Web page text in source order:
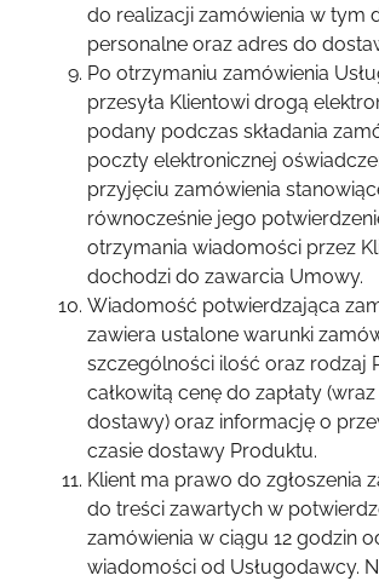
do realizacji zamówienia w tym
personalne oraz adres do
Po otrzymaniu zamówienia
przesyła Klientowi drogą
podany podczas składania
poczty elektronicznej
przyjęciu zamówienia
równocześnie jego
otrzymania wiadomości przez
dochodzi do zawarcia Umowy.
Wiadomość potwierdzająca
zawiera ustalone warunki
szczególności ilość oraz rodzaj
całkowitą cenę do zapłaty
dostawy) oraz informację o
czasie dostawy Produktu.
Klient ma prawo do zgłoszenia
do treści zawartych w
zamówienia w ciągu 12 godzin
wiadomości od Usługodawcy.